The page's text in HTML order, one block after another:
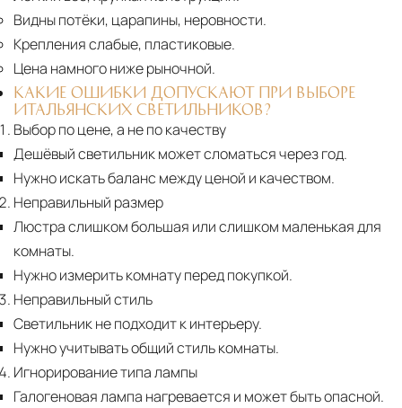
Видны потёки, царапины, неровности.
Крепления слабые, пластиковые.
Цена намного ниже рыночной.
КАКИЕ ОШИБКИ ДОПУСКАЮТ ПРИ ВЫБОРЕ
ИТАЛЬЯНСКИХ СВЕТИЛЬНИКОВ?
Выбор по цене, а не по качеству
Дешёвый светильник может сломаться через год.
Нужно искать баланс между ценой и качеством.
Неправильный размер
Люстра слишком большая или слишком маленькая для
комнаты.
Нужно измерить комнату перед покупкой.
Неправильный стиль
Светильник не подходит к интерьеру.
Нужно учитывать общий стиль комнаты.
Игнорирование типа лампы
Галогеновая лампа нагревается и может быть опасной.